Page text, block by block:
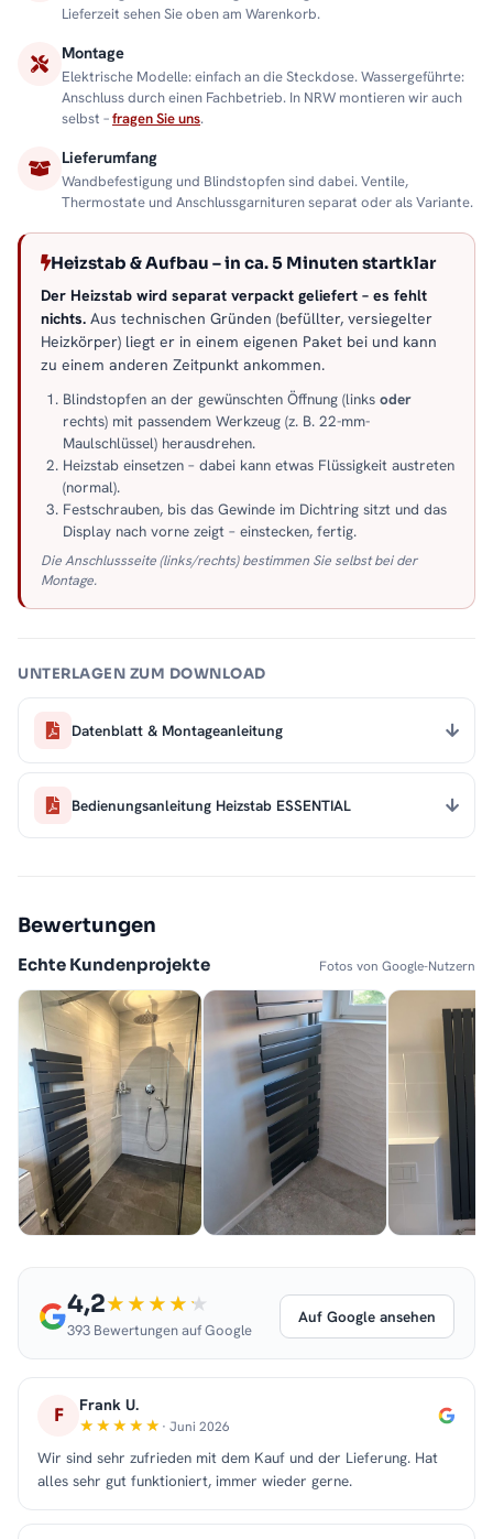
Lieferzeit sehen Sie oben am Warenkorb.
Montage
Elektrische Modelle: einfach an die Steckdose. Wassergeführte:
Anschluss durch einen Fachbetrieb. In NRW montieren wir auch
selbst –fragen Sie uns.
Lieferumfang
Wandbefestigung und Blindstopfen sind dabei. Ventile,
Thermostate und Anschlussgarnituren separat oder als Variante.
Heizstab & Aufbau – in ca. 5 Minuten startklar
Der Heizstab wird separat verpackt geliefert – es fehlt
nichts. Aus technischen Gründen (befüllter, versiegelter
Heizkörper) liegt er in einem eigenen Paket bei und kann
zu einem anderen Zeitpunkt ankommen.
Blindstopfen an der gewünschten Öffnung (links oder
rechts) mit passendem Werkzeug (z. B. 22-mm-
Maulschlüssel) herausdrehen.
Heizstab einsetzen – dabei kann etwas Flüssigkeit austreten
(normal).
Festschrauben, bis das Gewinde im Dichtring sitzt und das
Display nach vorne zeigt – einstecken, fertig.
Die Anschlussseite (links/rechts) bestimmen Sie selbst bei der
Montage.
UNTERLAGEN ZUM DOWNLOAD
Datenblatt & Montageanleitung
Bedienungsanleitung Heizstab ESSENTIAL
Bewertungen
Echte Kundenprojekte Fotos von Google-Nutzern
4,2
393 Bewertungen auf Google
Auf Google ansehen
F Frank U.
· Juni 2026
Wir sind sehr zufrieden mit dem Kauf und der Lieferung. Hat
alles sehr gut funktioniert, immer wieder gerne.